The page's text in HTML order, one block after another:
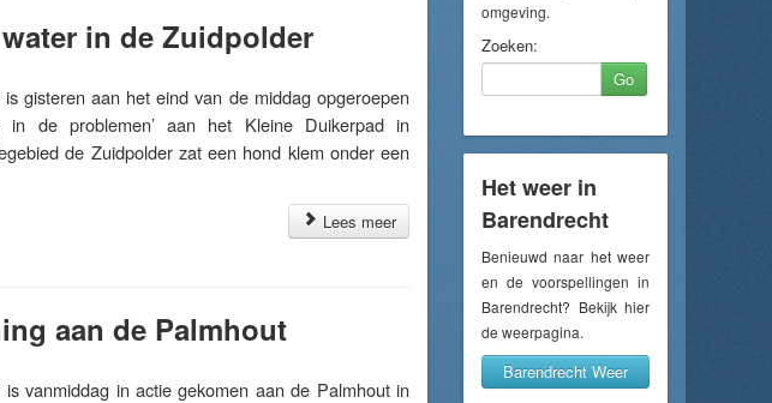
in de Zuidpolder
gisteren aan het eind van de middag opgeroepen
de problemen’ aan het Kleine Duikerpad in
de Zuidpolder zat een hond klem onder een
Lees meer
aan de Palmhout
vanmiddag in actie gekomen aan de Palmhout in
omgeving.
Zoeken:
Go
Het weer in
Barendrecht
Benieuwd naar het weer
en de voorspellingen in
Barendrecht? Bekijk hier
de weerpagina.
Barendrecht Weer